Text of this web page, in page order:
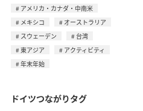
アメリカ・カナダ・中南米
メキシコ
オーストラリア
スウェーデン
台湾
東アジア
アクティビティ
年末年始
ドイツつながりタグ